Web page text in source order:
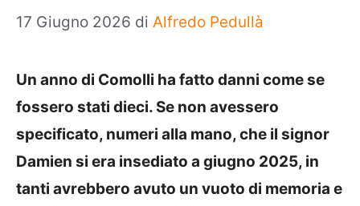
17 Giugno 2026 di Alfredo Pedullà
Un anno di Comolli ha fatto danni come se
fossero stati dieci. Se non avessero
specificato, numeri alla mano, che il signor
Damien si era insediato a giugno 2025, in
tanti avrebbero avuto un vuoto di memoria e